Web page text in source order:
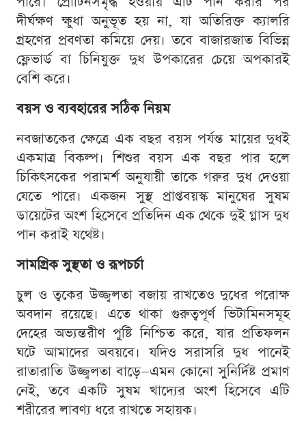
দীর্ঘক্ষণ ক্ষুধা অনুভূত হয় না, যা অতিরিক্ত ক্যালরি
গ্রহণের প্রবণতা কমিয়ে দেয়। তবে বাজারজাত বিভিন্ন
ফ্লেভার্ড বা চিনিযুক্ত দুধ উপকারের চেয়ে অপকারই
বেশি করে।
বয়স ও ব্যবহারের সঠিক নিয়ম
নবজাতকের ক্ষেত্রে এক বছর বয়স পর্যন্ত মায়ের দুধই
একমাত্র বিকল্প। শিশুর বয়স এক বছর পার হলে
চিকিৎসকের পরামর্শ অনুযায়ী তাকে গরুর দুধ দেওয়া
যেতে পারে। একজন সুস্থ প্রাপ্তবয়স্ক মানুষের সুষম
ডায়েটের অংশ হিসেবে প্রতিদিন এক থেকে দুই গ্লাস দুধ
পান করাই যথেষ্ট।
সামগ্রিক সুস্থতা ও রূপচর্চা
চুল ও ত্বকের উজ্জ্বলতা বজায় রাখতেও দুধের পরোক্ষ
অবদান রয়েছে। এতে থাকা গুরুত্বপূর্ণ ভিটামিনসমূহ
দেহের অভ্যন্তরীণ পুষ্টি নিশ্চিত করে, যার প্রতিফলন
ঘটে আমাদের অবয়বে। যদিও সরাসরি দুধ পানেই
রাতারাতি উজ্জ্বলতা বাড়ে—এমন কোনো সুনির্দিষ্ট প্রমাণ
নেই, তবে একটি সুষম খাদ্যের অংশ হিসেবে এটি
শরীরের লাবণ্য ধরে রাখতে সহায়ক।